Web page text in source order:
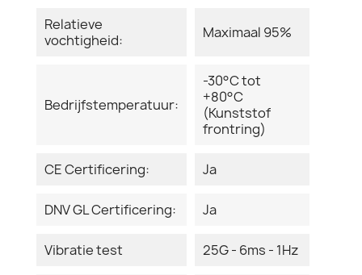
Relatieve
vochtigheid:
Maximaal 95%
Bedrijfstemperatuur:
-30°C tot
+80°C
(Kunststof
frontring)
CE Certificering: Ja
DNV GL Certificering: Ja
Vibratie test 25G - 6ms - 1Hz